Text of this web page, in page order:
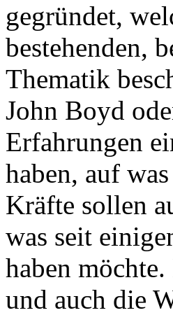
gegründet,
bestehenden,
Thematik
John Boyd
Erfahrungen
haben, auf
Kräfte sollen
was seit
haben
und auch die